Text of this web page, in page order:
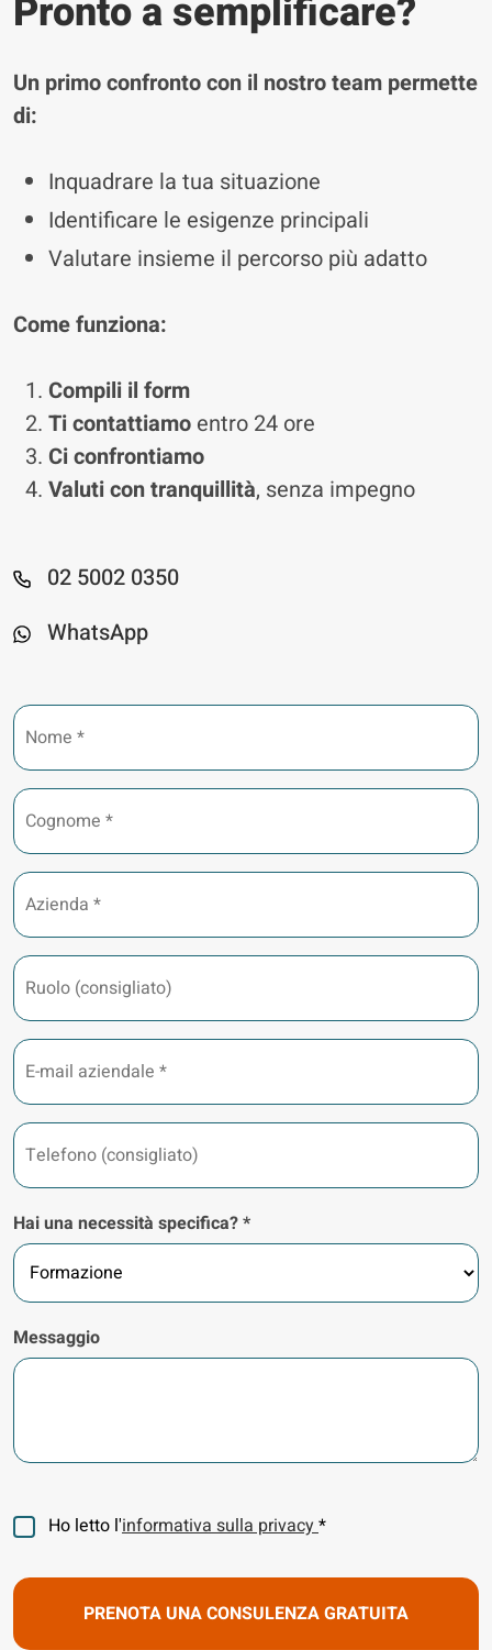
Pronto a semplificare?
Un primo confronto con il nostro team permette
di:
Inquadrare la tua situazione
Identificare le esigenze principali
Valutare insieme il percorso più adatto
Come funziona:
Compili il form
Ti contattiamo entro 24 ore
Ci confrontiamo
Valuti con tranquillità, senza impegno
02 5002 0350
WhatsApp
Nome
Cognome
Azienda
Ruolo
(consigliato)
E-
mail
aziendale
*
Telefono
(consigliato)
Hai una necessità specifica? *
Messaggio
Consenso
Ho letto l'informativa sulla privacy*